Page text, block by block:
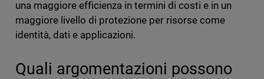
una maggiore efficienza in termini di costi e in un
maggiore livello di protezione per risorse come
identità, dati e applicazioni.
Quali argomentazioni possono